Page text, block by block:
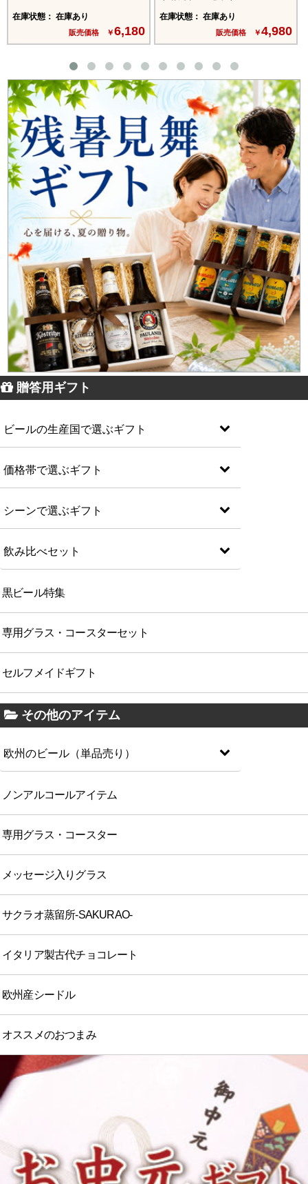
在庫状態： 在庫あり
販売価格 ￥6,180
在庫状態： 在庫あり
販売価格 ￥4,980
贈答用ギフト
ビールの生産国で選ぶギフト
価格帯で選ぶギフト
シーンで選ぶギフト
飲み比べセット
黒ビール特集
専用グラス・コースターセット
セルフメイドギフト
その他のアイテム
欧州のビール（単品売り）
ノンアルコールアイテム
専用グラス・コースター
メッセージ入りグラス
サクラオ蒸留所-SAKURAO-
イタリア製古代チョコレート
欧州産シードル
オススメのおつまみ